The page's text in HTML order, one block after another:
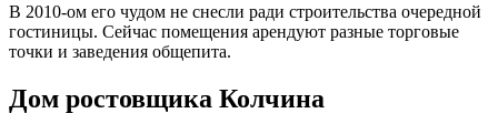
В 2010-ом его чудом не снесли ради строительства очередной
гостиницы. Сейчас помещения арендуют разные торговые
точки и заведения общепита.
Дом ростовщика Колчина